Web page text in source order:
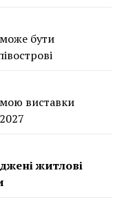
може бути
виставки
житлові